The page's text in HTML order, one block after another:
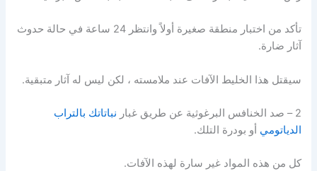
تأكد من اختبار منطقة صغيرة أولاً وانتظر 24 ساعة في حالة حدوث
آثار ضارة.
سيقتل هذا الخليط الآفات عند ملامسته ، لكن ليس له آثار متبقية.
2 – صد الخنافس البرغوثية عن طريق غبار
نباتاتك بالتراب
الدياتومي أو بودرة التلك.
كل من هذه المواد غير سارة لهذه الآفات.